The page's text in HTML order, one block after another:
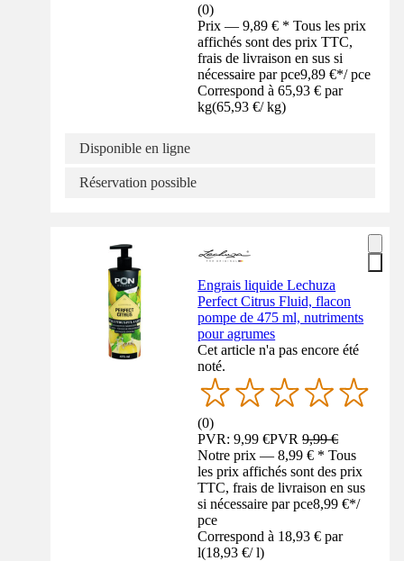
(0)
Prix — 9,89 € * Tous les prix
affichés sont des prix TTC,
frais de livraison en sus si
nécessaire par pce9,89 €*/ pce
Correspond à 65,93 € par
kg(65,93 €/ kg)
Disponible en ligne
Réservation possible
Engrais liquide Lechuza
Perfect Citrus Fluid, flacon
pompe de 475 ml, nutriments
pour agrumes
Cet article n'a pas encore été
noté.
(0)
PVR: 9,99 €PVR9,99 €
Notre prix — 8,99 € * Tous
les prix affichés sont des prix
TTC, frais de livraison en sus
si nécessaire par pce8,99 €*/
pce
Correspond à 18,93 € par
l(18,93 €/ l)